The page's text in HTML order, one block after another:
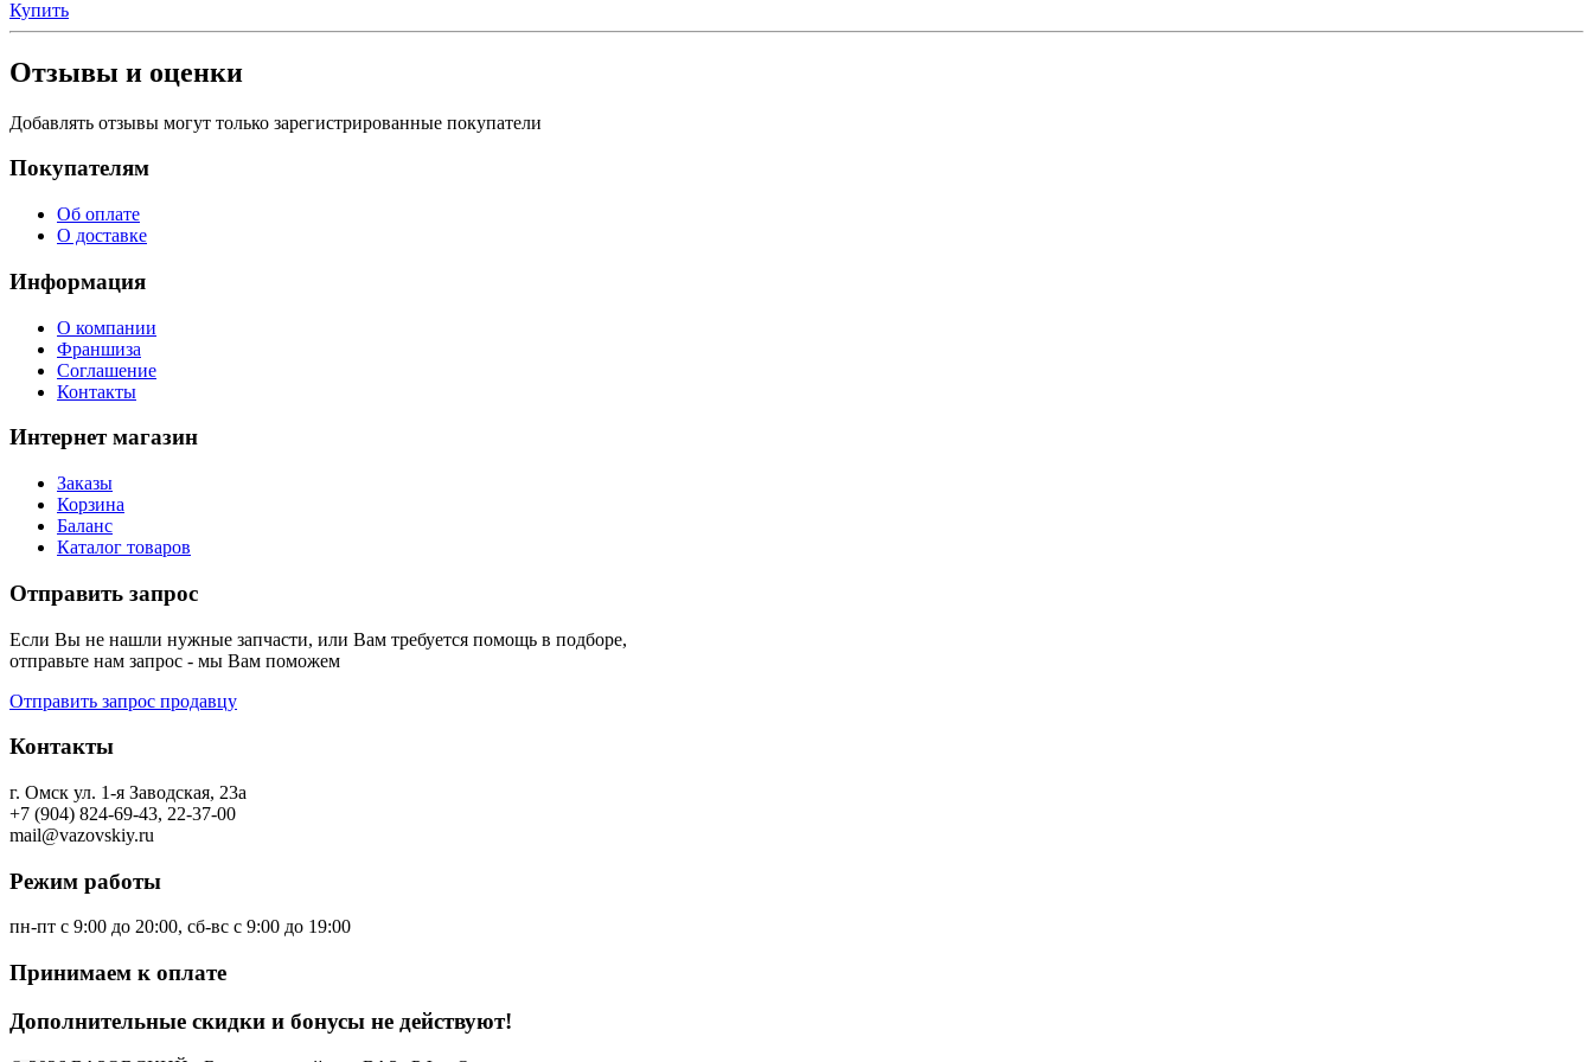
Купить
Отзывы и оценки
Добавлять отзывы могут только зарегистрированные покупатели
Покупателям
Об оплате
О доставке
Информация
О компании
Франшиза
Соглашение
Контакты
Интернет магазин
Заказы
Корзина
Баланс
Каталог товаров
Отправить запрос
Если Вы не нашли нужные запчасти, или Вам требуется помощь в подборе,
отправьте нам запрос - мы Вам поможем
Отправить запрос продавцу
Контакты
г. Омск ул. 1-я Заводская, 23а
+7 (904) 824-69-43, 22-37-00
mail@vazovskiy.ru
Режим работы
пн-пт с 9:00 до 20:00, сб-вс с 9:00 до 19:00
Принимаем к оплате
Дополнительные скидки и бонусы не действуют!